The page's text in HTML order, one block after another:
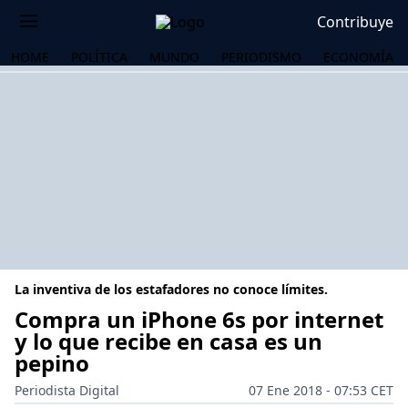
Contribuye
HOME POLÍTICA MUNDO PERIODISMO ECONOMÍA
La inventiva de los estafadores no conoce límites.
Compra un iPhone 6s por internet
y lo que recibe en casa es un
pepino
Periodista Digital
07 Ene 2018 - 07:53 CET